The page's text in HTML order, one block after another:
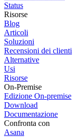
Status
Risorse
Blog
Articoli
Soluzioni
Recensioni dei clienti
Alternative
Usi
Risorse
On-Premise
Edizione On-premise
Download
Documentazione
Confronta con
Asana